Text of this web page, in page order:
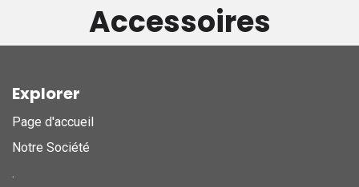
Accessoires
Explorer
Page d'accueil
Notre Société
.